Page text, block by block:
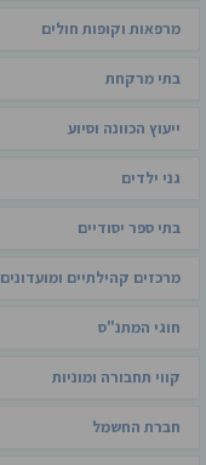
מרפאות וקופות חולים
בתי מרקחת
ייעוץ הכוונה וסיוע
גני ילדים
בתי ספר יסודיים
מרכזים קהילתיים ומועדונים
חוגי המתנ"ס
קווי תחבורה ומוניות
חברת החשמל